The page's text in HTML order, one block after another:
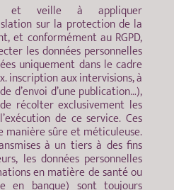
et veille à appliquer
sur la protection de la
et conformément au RGPD,
les données personnelles
uniquement dans le cadre
inscription aux intervisions, à
d’envoi d’une publication…),
récolter exclusivement les
de ce service. Ces
manière sûre et méticuleuse.
à un tiers à des fins
les données personnelles
en matière de santé ou
en banque) sont toujours